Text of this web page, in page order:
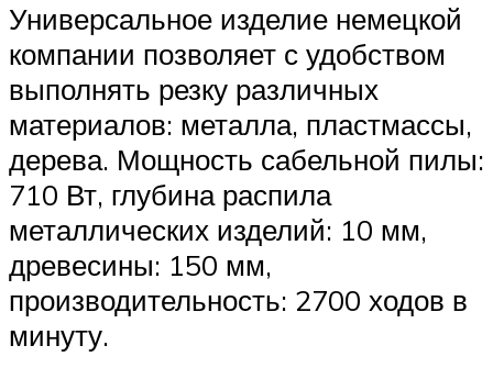
Универсальное изделие немецкой
компании позволяет с удобством
выполнять резку различных
материалов: металла, пластмассы,
дерева. Мощность сабельной пилы:
710 Вт, глубина распила
металлических изделий: 10 мм,
древесины: 150 мм,
производительность: 2700 ходов в
минуту.